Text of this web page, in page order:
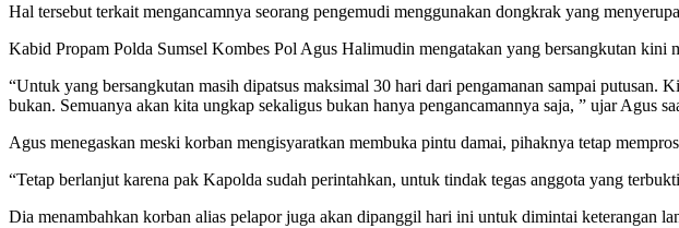
Hal tersebut terkait mengancamnya seorang pengemudi menggunakan dongkrak yang
Kabid Propam Polda Sumsel Kombes Pol Agus Halimudin mengatakan yang bersangkutan kini
“Untuk yang bersangkutan masih dipatsus maksimal 30 hari dari pengamanan sampai
bukan. Semuanya akan kita ungkap sekaligus bukan hanya pengancamannya saja, ” ujar Agus
Agus menegaskan meski korban mengisyaratkan membuka pintu damai, pihaknya tetap
“Tetap berlanjut karena pak Kapolda sudah perintahkan, untuk tindak tegas anggota yang
Dia menambahkan korban alias pelapor juga akan dipanggil hari ini untuk dimintai keterangan